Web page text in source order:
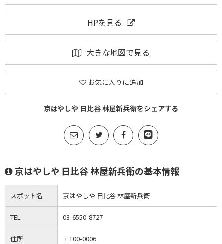
HPを見る
大きな地図で見る
お気に入りに追加
京はやしや 日比谷 林屋新兵衛をシェアする
京はやしや 日比谷 林屋新兵衛の基本情報
スポット名 京はやしや 日比谷 林屋新兵衛
TEL 03-6550-8727
住所
〒100-0006